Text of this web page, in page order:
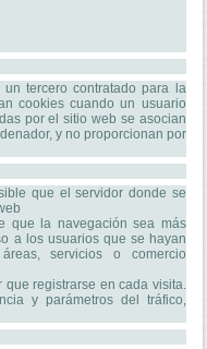
tercero contratado para la
cookies cuando un usuario
por el sitio web se asocian
y no proporcionan por
que el servidor donde se
que la navegación sea más
a los usuarios que se hayan
servicios o comercio
registrarse en cada visita.
y parámetros del tráfico,